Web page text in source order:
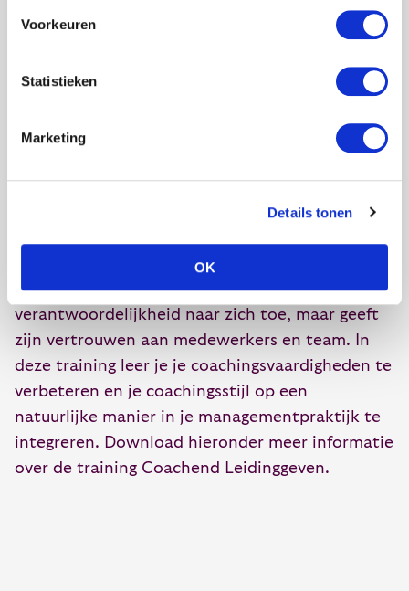
Voorkeuren
Statistieken
Marketing
Details tonen
OK
Wil je weten hoe je Het Nieuwe Werken als
coachend leidinggevenmisschien wel iets voor
jou. Coachend leidinggeven is een
professioneel vertrouwen. Een coachend
manager trekt niet ‘voor de zekerheid’ alle
verantwoordelijkheid naar zich toe, maar geeft
zijn vertrouwen aan medewerkers en team. In
deze training leer je je coachingsvaardigheden te
verbeteren en je coachingsstijl op een
natuurlijke manier in je managementpraktijk te
integreren. Download hieronder meer informatie
over de training Coachend Leidinggeven.